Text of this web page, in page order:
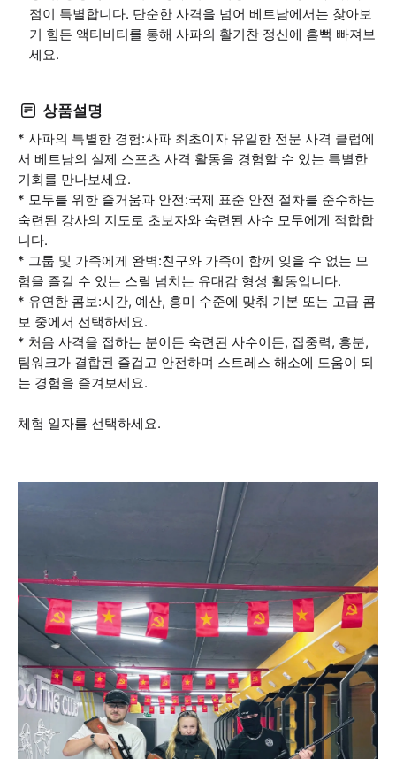
점이 특별합니다. 단순한 사격을 넘어 베트남에서는 찾아보
기 힘든 액티비티를 통해 사파의 활기찬 정신에 흠뻑 빠져보
세요.
상품설명
* 사파의 특별한 경험:사파 최초이자 유일한 전문 사격 클럽에
서 베트남의 실제 스포츠 사격 활동을 경험할 수 있는 특별한
기회를 만나보세요.
* 모두를 위한 즐거움과 안전:국제 표준 안전 절차를 준수하는
숙련된 강사의 지도로 초보자와 숙련된 사수 모두에게 적합합
니다.
* 그룹 및 가족에게 완벽:친구와 가족이 함께 잊을 수 없는 모
험을 즐길 수 있는 스릴 넘치는 유대감 형성 활동입니다.
* 유연한 콤보:시간, 예산, 흥미 수준에 맞춰 기본 또는 고급 콤
보 중에서 선택하세요.
* 처음 사격을 접하는 분이든 숙련된 사수이든, 집중력, 흥분,
팀워크가 결합된 즐겁고 안전하며 스트레스 해소에 도움이 되
는 경험을 즐겨보세요.
체험 일자를 선택하세요.